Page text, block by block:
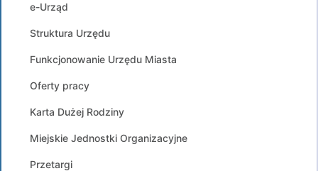
e-Urząd
Struktura Urzędu
Funkcjonowanie Urzędu Miasta
Oferty pracy
Karta Dużej Rodziny
Miejskie Jednostki Organizacyjne
Przetargi